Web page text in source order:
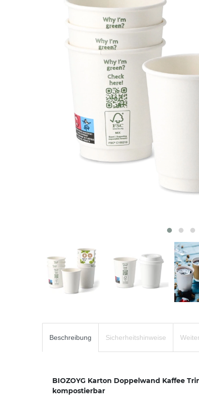
Beschreibung Sicherheitshinweise
BIOZOYG Karton Doppelwand Kaffee
kompostierbar